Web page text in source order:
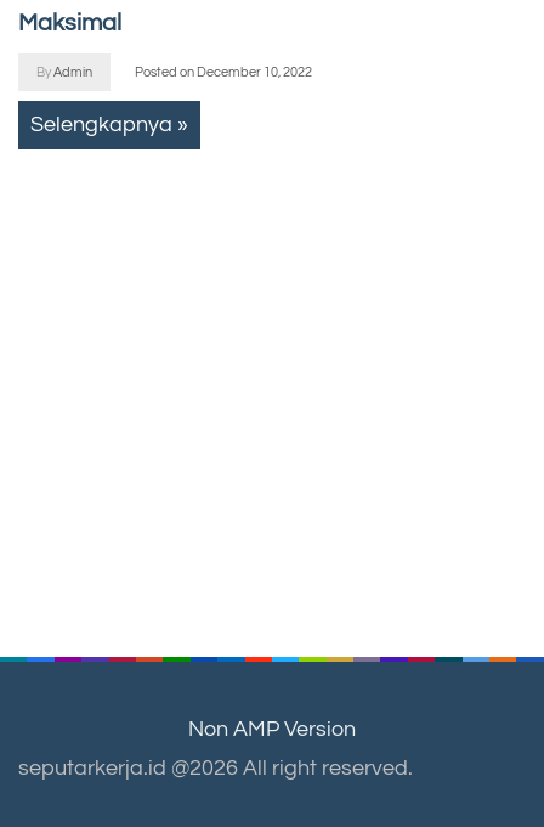
Maksimal
ByAdmin Posted on December 10, 2022
Selengkapnya »
Non AMP Version
seputarkerja.id @2026 All right reserved.